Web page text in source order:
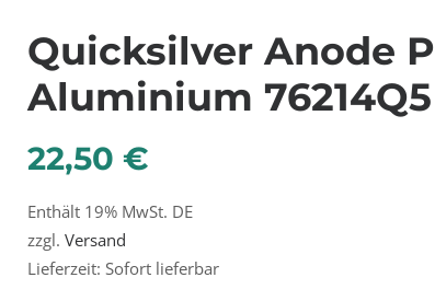
Quicksilver Anode
Aluminium 76214Q5
22,50 €
Enthält 19% MwSt. DE
zzgl. Versand
Lieferzeit: Sofort lieferbar